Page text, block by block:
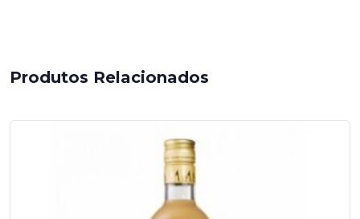
Produtos Relacionados